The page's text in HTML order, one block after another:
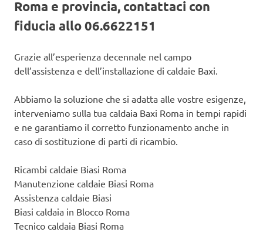
Roma e provincia, contattaci con
fiducia allo 06.6622151
Grazie all’esperienza decennale nel campo
dell’assistenza e dell’installazione di caldaie Baxi.
Abbiamo la soluzione che si adatta alle vostre esigenze,
interveniamo sulla tua caldaia Baxi Roma in tempi rapidi
e ne garantiamo il corretto funzionamento anche in
caso di sostituzione di parti di ricambio.
Ricambi caldaie Biasi Roma
Manutenzione caldaie Biasi Roma
Assistenza caldaie Biasi
Biasi caldaia in Blocco Roma
Tecnico caldaia Biasi Roma